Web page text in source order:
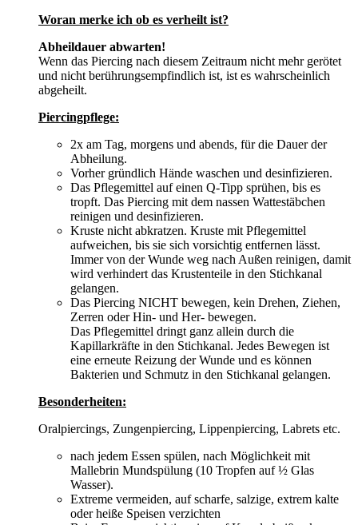
Woran merke ich ob es verheilt ist?
Abheildauer abwarten!
Wenn das Piercing nach diesem Zeitraum nicht mehr gerötet
und nicht berührungsempfindlich ist, ist es wahrscheinlich
abgeheilt.
Piercingpflege:
2x am Tag, morgens und abends, für die Dauer der
Abheilung.
Vorher gründlich Hände waschen und desinfizieren.
Das Pflegemittel auf einen Q-Tipp sprühen, bis es
tropft. Das Piercing mit dem nassen Wattestäbchen
reinigen und desinfizieren.
Kruste nicht abkratzen. Kruste mit Pflegemittel
aufweichen, bis sie sich vorsichtig entfernen lässt.
Immer von der Wunde weg nach Außen reinigen, damit
wird verhindert das Krustenteile in den Stichkanal
gelangen.
Das Piercing NICHT bewegen, kein Drehen, Ziehen,
Zerren oder Hin- und Her- bewegen.
Das Pflegemittel dringt ganz allein durch die
Kapillarkräfte in den Stichkanal. Jedes Bewegen ist
eine erneute Reizung der Wunde und es können
Bakterien und Schmutz in den Stichkanal gelangen.
Besonderheiten:
Oralpiercings, Zungenpiercing, Lippenpiercing, Labrets etc.
nach jedem Essen spülen, nach Möglichkeit mit
Mallebrin Mundspülung (10 Tropfen auf ½ Glas
Wasser).
Extreme vermeiden, auf scharfe, salzige, extrem kalte
oder heiße Speisen verzichten